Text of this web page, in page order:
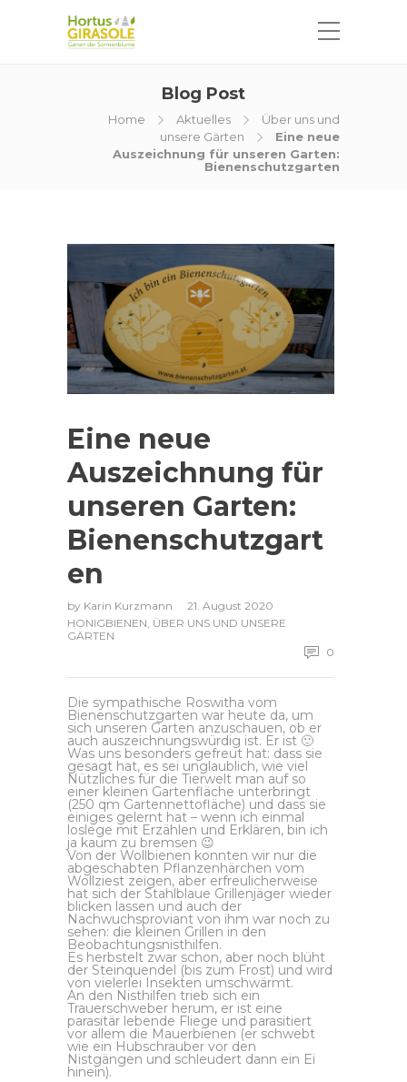
Blog Post
Home Aktuelles
Über uns und
unsere Gärten
Eine neue
Auszeichnung für unseren Garten:
Bienenschutzgarten
Eine neue
Auszeichnung für
unseren Garten:
Bienenschutzgart
en
by Karin Kurzmann
21. August 2020
HONIGBIENEN, ÜBER UNS UND UNSERE
GÄRTEN
0
Die sympathische Roswitha vom
Bienenschutzgarten war heute da, um
sich unseren Garten anzuschauen, ob er
auch auszeichnungswürdig ist. Er ist 🙂
Was uns besonders gefreut hat: dass sie
gesagt hat, es sei unglaublich, wie viel
Nützliches für die Tierwelt man auf so
einer kleinen Gartenfläche unterbringt
(250 qm Gartennettofläche) und dass sie
einiges gelernt hat – wenn ich einmal
loslege mit Erzählen und Erklären, bin ich
ja kaum zu bremsen 😉
Von der Wollbienen konnten wir nur die
abgeschabten Pflanzenhärchen vom
Wollziest zeigen, aber erfreulicherweise
hat sich der Stahlblaue Grillenjäger wieder
blicken lassen und auch der
Nachwuchsproviant von ihm war noch zu
sehen: die kleinen Grillen in den
Beobachtungsnisthilfen.
Es herbstelt zwar schon, aber noch blüht
der Steinquendel (bis zum Frost) und wird
von vielerlei Insekten umschwärmt.
An den Nisthilfen trieb sich ein
Trauerschweber herum, er ist eine
parasitär lebende Fliege und parasitiert
vor allem die Mauerbienen (er schwebt
wie ein Hubschrauber vor den
Nistgängen und schleudert dann ein Ei
hinein).